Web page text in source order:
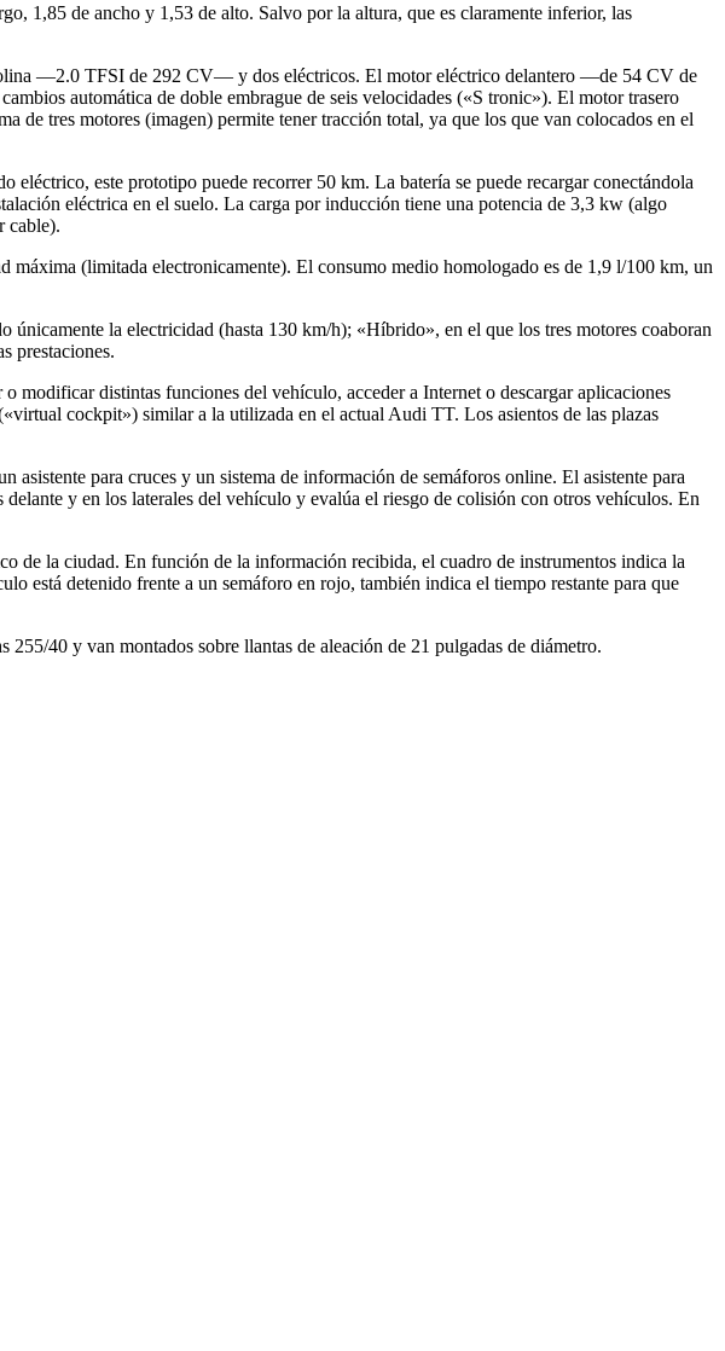
1,85 de ancho y 1,53 de alto. Salvo por la altura, que es claramente inferior, las
—2.0 TFSI de 292 CV— y dos eléctricos. El motor eléctrico delantero —de 54 CV de
automática de doble embrague de seis velocidades («S tronic»). El motor trasero
de tres motores (imagen) permite tener tracción total, ya que los que van colocados en el
este prototipo puede recorrer 50 km. La batería se puede recargar conectándola
eléctrica en el suelo. La carga por inducción tiene una potencia de 3,3 kw (algo
cable).
(limitada electronicamente). El consumo medio homologado es de 1,9 l/100 km, un
la electricidad (hasta 130 km/h); «Híbrido», en el que los tres motores coaboran
prestaciones.
modificar distintas funciones del vehículo, acceder a Internet o descargar aplicaciones
cockpit») similar a la utilizada en el actual Audi TT. Los asientos de las plazas
para cruces y un sistema de información de semáforos online. El asistente para
y en los laterales del vehículo y evalúa el riesgo de colisión con otros vehículos. En
de la ciudad. En función de la información recibida, el cuadro de instrumentos indica la
está detenido frente a un semáforo en rojo, también indica el tiempo restante para que
40 y van montados sobre llantas de aleación de 21 pulgadas de diámetro.